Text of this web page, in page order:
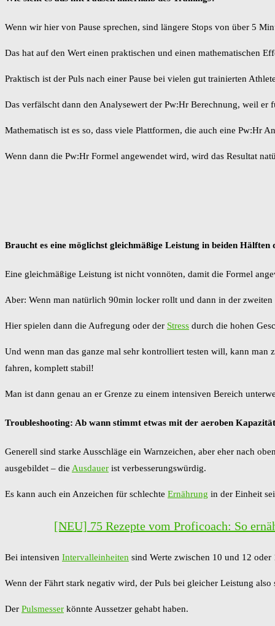
Wenn wir hier von Pause sprechen, sind längere Stops von über 5
Das hat auf den Wert einen praktischen und einen mathematischen
Praktisch ist der Puls nach einer Pause bei vielen gut trainierten
Das verfälscht dann den Analysewert der Pw:Hr Berechnung, weil
Mathematisch ist es so, dass viele Plattformen, die auch eine Pw:Hr
Wenn dann die Pw:Hr Formel angewendet wird, wird das Resultat
Braucht es eine möglichst gleichmäßige Leistung in beiden
Eine gleichmäßige Leistung ist nicht vonnöten, damit die Formel
Aber: Wenn man natürlich 90min locker rollt und dann in der
Hier spielen dann die Aufregung oder der Stress durch die hohen
Und wenn man das ganze mal sehr kontrolliert testen will, kann
fahren, komplett stabil!
Man ist dann genau an er Grenze zu einem intensiven Bereich
Troubleshooting: Ab wann stimmt etwas mit der aeroben
Generell sind starke Ausschläge ein Warnzeichen, aber eher nach
ausgebildet – die Ausdauer ist verbesserungswürdig.
Es kann auch ein Anzeichen für schlechte Ernährung in der Einheit
[NEU] 75 Rezepte vom Proficoach: So
Bei intensiven Intervalleinheiten sind Werte zwischen 10 und 12
Wenn der Fährt stark negativ wird, der Puls bei gleicher Leistung
Der Pulsmesser könnte Aussetzer gehabt haben.